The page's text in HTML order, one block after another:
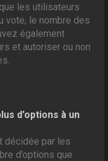
les utilisateurs
vote, le nombre des
également
et autoriser ou non
d’options à un
décidée par les
d’options que